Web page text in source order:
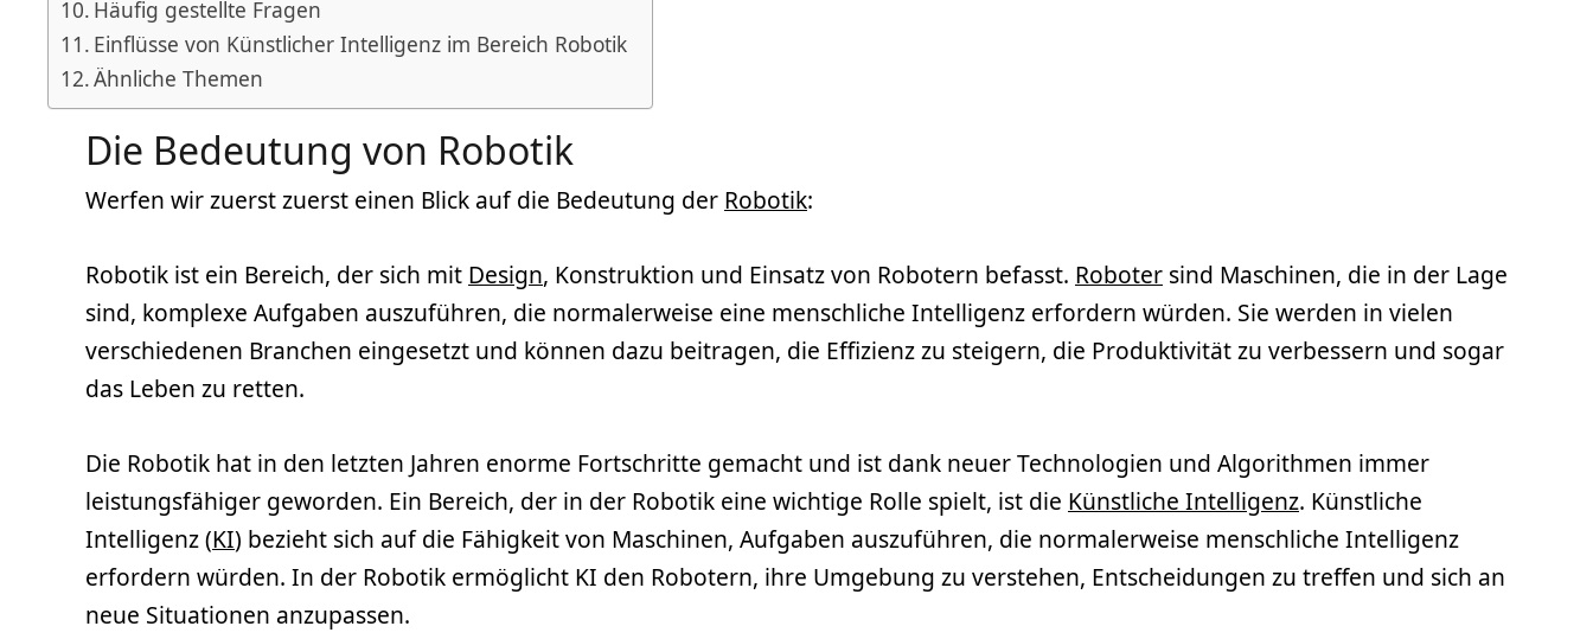
Häufig gestellte Fragen
Einflüsse von Künstlicher Intelligenz im Bereich Robotik
Ähnliche Themen
Die Bedeutung von Robotik
Werfen wir zuerst zuerst einen Blick auf die Bedeutung der Robotik:
Robotik ist ein Bereich, der sich mit Design, Konstruktion und Einsatz von Robotern befasst. Roboter sind Maschinen, die in der Lage
sind, komplexe Aufgaben auszuführen, die normalerweise eine menschliche Intelligenz erfordern würden. Sie werden in vielen
verschiedenen Branchen eingesetzt und können dazu beitragen, die Effizienz zu steigern, die Produktivität zu verbessern und sogar
das Leben zu retten.
Die Robotik hat in den letzten Jahren enorme Fortschritte gemacht und ist dank neuer Technologien und Algorithmen immer
leistungsfähiger geworden. Ein Bereich, der in der Robotik eine wichtige Rolle spielt, ist die Künstliche Intelligenz. Künstliche
Intelligenz (KI) bezieht sich auf die Fähigkeit von Maschinen, Aufgaben auszuführen, die normalerweise menschliche Intelligenz
erfordern würden. In der Robotik ermöglicht KI den Robotern, ihre Umgebung zu verstehen, Entscheidungen zu treffen und sich an
neue Situationen anzupassen.